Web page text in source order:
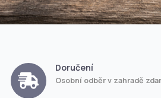
Doručení
Osobní odběr v zahradě